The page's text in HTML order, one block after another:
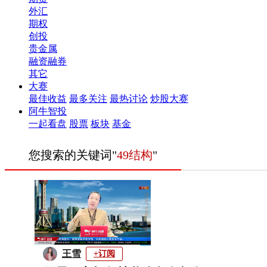
外汇
期权
创投
贵金属
融资融券
其它
大赛
最佳收益 最多关注 最热讨论 炒股大赛
阿牛智投
一起看盘 股票 板块 基金
您搜索的关键词"49结构"
王雪 +订阅